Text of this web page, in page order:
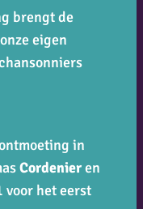
brengt de
eigen
in
Cordenieren
voor het eerst